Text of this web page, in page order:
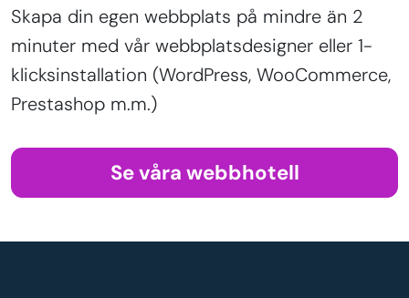
Skapa din egen webbplats på mindre än 2
minuter med vår webbplatsdesigner eller 1-
klicksinstallation (WordPress, WooCommerce,
Prestashop m.m.)
Se våra webbhotell